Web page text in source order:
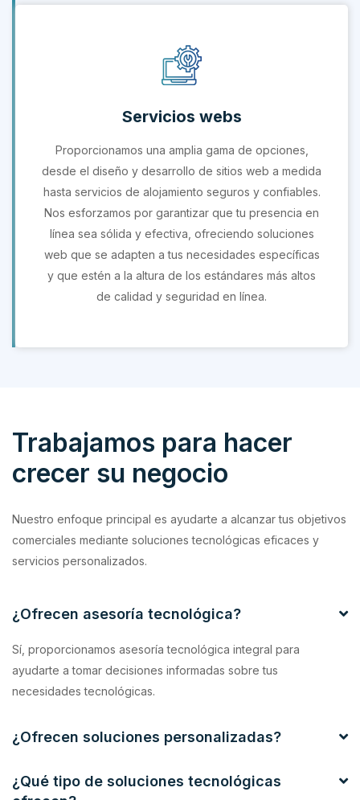
Servicios webs
Proporcionamos una amplia gama de opciones,
desde el diseño y desarrollo de sitios web a medida
hasta servicios de alojamiento seguros y confiables.
Nos esforzamos por garantizar que tu presencia en
línea sea sólida y efectiva, ofreciendo soluciones
web que se adapten a tus necesidades específicas
y que estén a la altura de los estándares más altos
de calidad y seguridad en línea.
Trabajamos para hacer
crecer su negocio
Nuestro enfoque principal es ayudarte a alcanzar tus objetivos
comerciales mediante soluciones tecnológicas eficaces y
servicios personalizados.
¿Ofrecen asesoría tecnológica?
Sí, proporcionamos asesoría tecnológica integral para
ayudarte a tomar decisiones informadas sobre tus
necesidades tecnológicas.
¿Ofrecen soluciones personalizadas?
¿Qué tipo de soluciones tecnológicas